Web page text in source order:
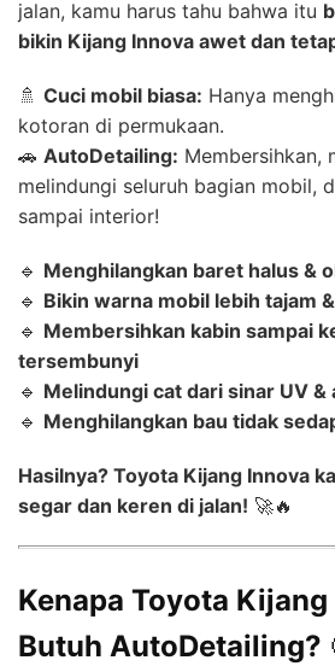
jalan, kamu harus tahu bahwa itu
bikin Kijang Innova awet dan
🚿 Cuci mobil biasa: Hanya
kotoran di permukaan.
🚗 AutoDetailing: Membersihkan,
melindungi seluruh bagian mobil,
sampai interior!
🔹 Menghilangkan baret halus &
🔹 Bikin warna mobil lebih tajam
🔹 Membersihkan kabin sampai
tersembunyi
🔹 Melindungi cat dari sinar UV &
🔹 Menghilangkan bau tidak
Hasilnya? Toyota Kijang Innova
segar dan keren di jalan! 🚀🔥
Kenapa Toyota
Butuh AutoDetailing?